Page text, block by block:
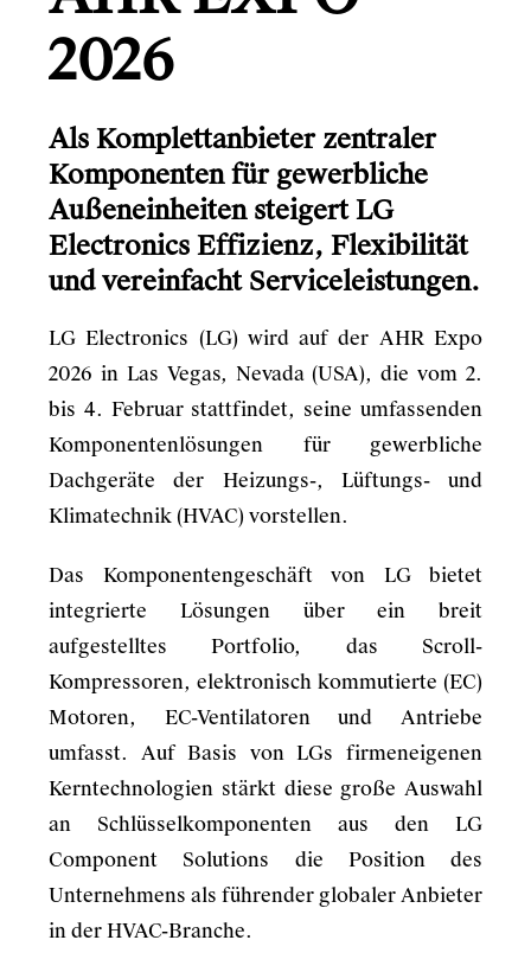
Kontakt
2026
Als Komplettanbieter zentraler
Komponenten für gewerbliche
Außeneinheiten steigert LG
Electronics Effizienz, Flexibilität
und vereinfacht Serviceleistungen.
LG Electronics (LG) wird auf der AHR Expo
2026 in Las Vegas, Nevada (USA), die vom 2.
bis 4. Februar stattfindet, seine umfassenden
Komponentenlösungen für gewerbliche
Dachgeräte der Heizungs-, Lüftungs- und
Klimatechnik (HVAC) vorstellen.
Das Komponentengeschäft von LG bietet
integrierte Lösungen über ein breit
aufgestelltes Portfolio, das Scroll-
Kompressoren, elektronisch kommutierte (EC)
Motoren, EC-Ventilatoren und Antriebe
umfasst. Auf Basis von LGs firmeneigenen
Kerntechnologien stärkt diese große Auswahl
an Schlüsselkomponenten aus den LG
Component Solutions die Position des
Unternehmens als führender globaler Anbieter
in der HVAC-Branche.